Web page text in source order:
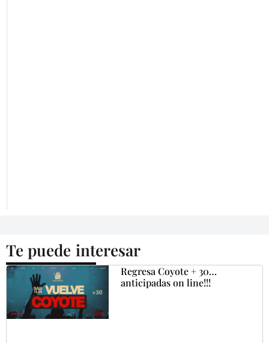
Te puede interesar
Regresa Coyote + 30…
anticipadas on line!!!